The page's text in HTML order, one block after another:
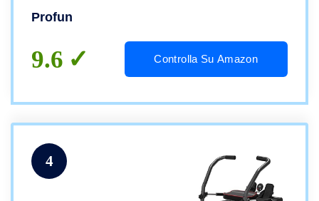
Comodo, MAX: 220Ibs
Profun
9.6 Controlla Su Amazon
4